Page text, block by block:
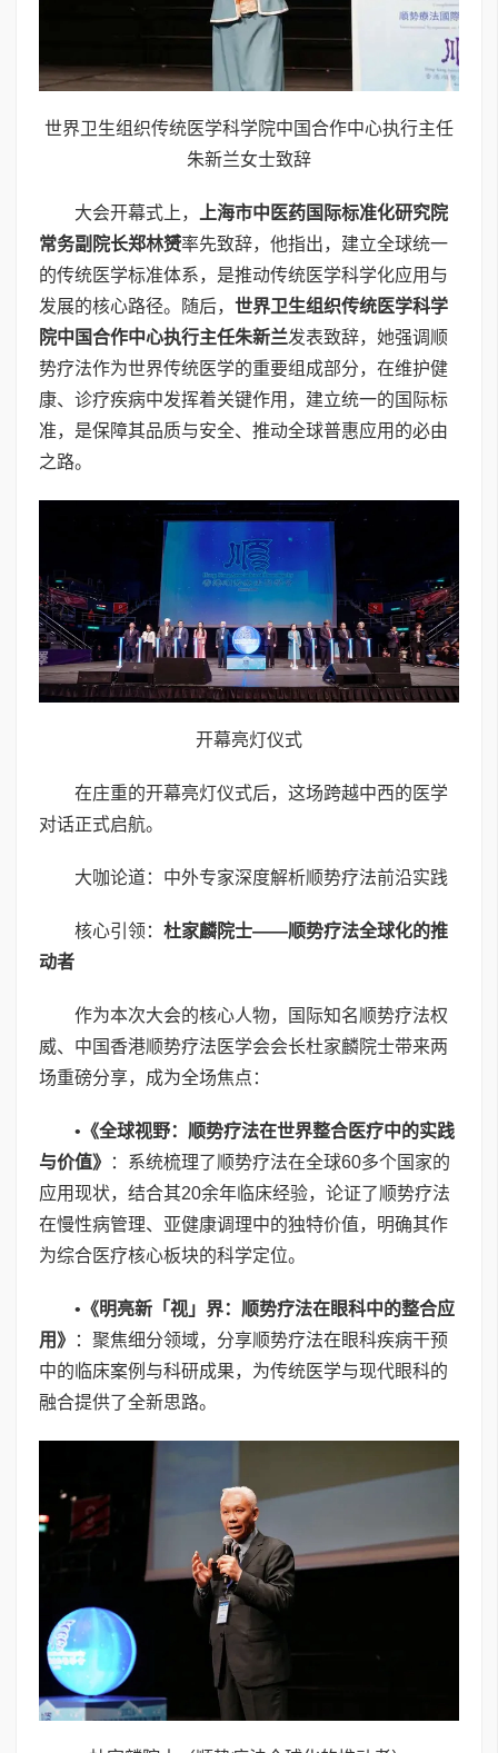
世界卫生组织传统医学科学院中国合作中心执行主任
朱新兰女士致辞
大会开幕式上，
上海市中医药国际标准化研究院
常务副院长郑林赟率先致辞，他指出，建立全球统一
的传统医学标准体系，是推动传统医学科学化应用与
发展的核心路径。随后， 世界卫生组织传统医学科学
院中国合作中心执行主任朱新兰发表致辞，她强调顺
势疗法作为世界传统医学的重要组成部分，在维护健
康、诊疗疾病中发挥着关键作用，建立统一的国际标
准，是保障其品质与安全、推动全球普惠应用的必由
之路。
开幕亮灯仪式
在庄重的开幕亮灯仪式后，这场跨越中西的医学
对话正式启航。
大咖论道：中外专家深度解析顺势疗法前沿实践
核心引领： 杜家麟院士——顺势疗法全球化的推
动者
作为本次大会的核心人物，国际知名顺势疗法权
威、中国香港顺势疗法医学会会长杜家麟院士带来两
场重磅分享，成为全场焦点：
• 《全球视野：顺势疗法在世界整合医疗中的实践
与价值》
：系统梳理了顺势疗法在全球60多个国家的
应用现状，结合其20余年临床经验，论证了顺势疗法
在慢性病管理、亚健康调理中的独特价值，明确其作
为综合医疗核心板块的科学定位。
• 《明亮新「视」界：顺势疗法在眼科中的整合应
用》
：聚焦细分领域，分享顺势疗法在眼科疾病干预
中的临床案例与科研成果，为传统医学与现代眼科的
融合提供了全新思路。